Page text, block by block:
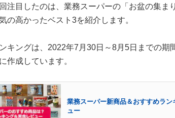
注目したのは、業務スーパーの「お盆の集ま
の高かったベスト3を紹介します。
キングは、2022年7月30日～8月5日までの期
作成しています。
業務スーパー新商品＆おすすめラ
ュー